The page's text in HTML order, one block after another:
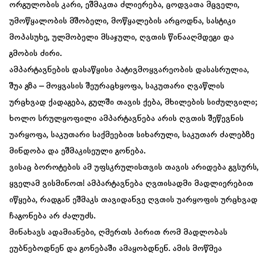
ორგულობის კარი, ეშმაკთა ძლიერება, ცოდვათა მცველი,
უმოწყალობის მშობელი, მოწყალების არცოდნა, სასტიკი
მოპასუხე, ულმობელი მსაჯული, ღვთის წინააღმდეგი და
გმობის ძირი.
ამპარტავნების დასაწყისი პატივმოყვარეობის დასასრულია,
შუა გზა – მოყვასის შეურაცხყოფა, საკუთარი ღვაწლის
ურცხვად ქადაგება, გულში თავის ქება, მხილების სიძულვილი;
ხოლო სრულყოფილი ამპარტავნება არის ღვთის შეწევნის
უარყოფა, საკუთარი საქმეებით სიხარული, საკუთარ ძალებზე
მინდობა და ეშმაკისეული გონება.
ვისაც ბოროტების ამ უფსკრულისთვის თავის არიდება გვსურს,
ყველამ ვისმინოთ! ამპარტავნება ღვთისადმი მადლიერებით
იწყება, რადგან ეშმაკს თავიდანვე ღვთის უარყოფის ურცხვად
ჩაგონება არ ძალუძს.
მინახავს ადამიანები, ღმერთს პირით რომ მადლობას
ეუბნებოდნენ და გონებაში ამაყობდნენ. ამის მოწმეა